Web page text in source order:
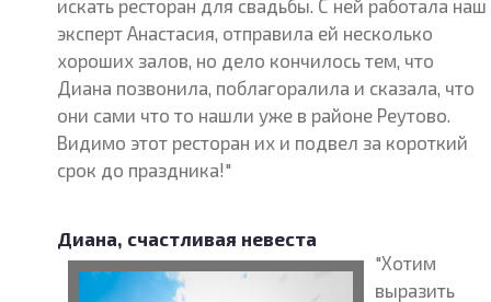
искать ресторан для свадьбы. С ней работала наш
эксперт Анастасия, отправила ей несколько
хороших залов, но дело кончилось тем, что
Диана позвонила, поблагоралила и сказала, что
они сами что то нашли уже в районе Реутово.
Видимо этот ресторан их и подвел за короткий
срок до праздника!"
Диана, счастливая невеста
"Хотим
выразить